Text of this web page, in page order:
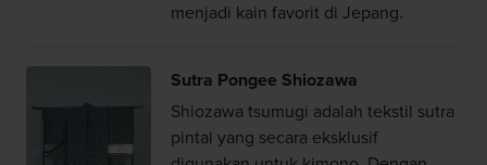
menjadi kain favorit di Jepang.
Sutra Pongee Shiozawa
Shiozawa tsumugi adalah tekstil sutra
pintal yang secara eksklusif